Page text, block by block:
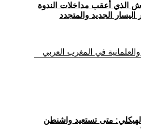
الذي أعقب مداخلات الندوة
اليسار الجديد والمتجدد
في المغرب العربي
الهيكلي: متى تستعيد واشنطن